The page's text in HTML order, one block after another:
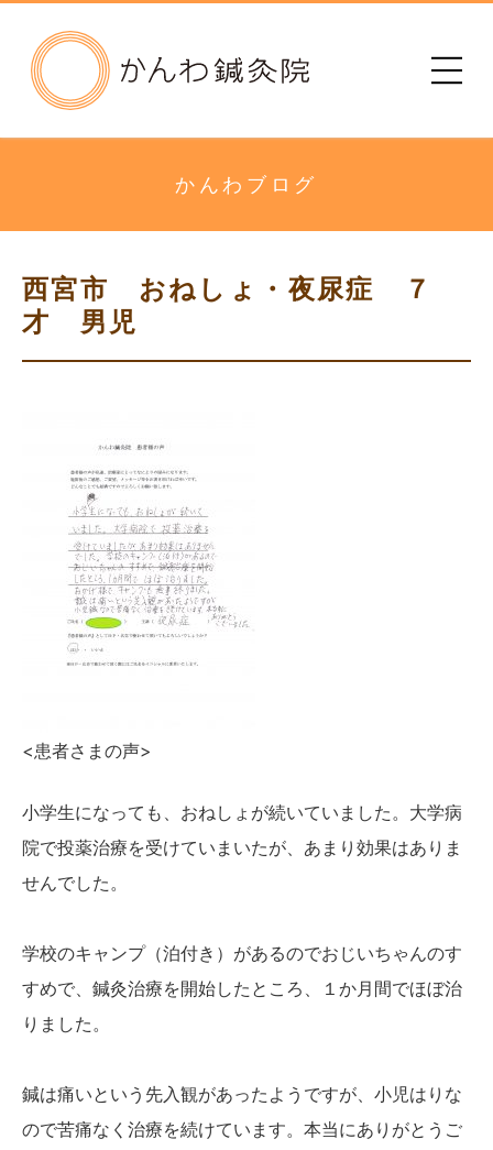
治療院のご案内
メニュー・料金
診療時間
かんわブログ
お問い合わせ
かんわブログ
西宮市 おねしょ・夜尿症 ７
才 男児
<患者さま の声>
小学生になっても、おねしょが続いていました。大学病
院で投薬治療を受けていまいたが、あまり効果はありま
せんでした。
学校のキャンプ（泊付き）があるのでおじいちゃんのす
すめで、鍼灸治療を開始したところ、１か月間でほぼ治
りました。
鍼は痛いという先入観があったようですが、小児はりな
ので苦痛なく治療を続けています。本当にありがとうご